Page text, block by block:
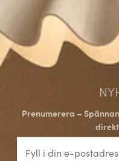
Prenumerera –